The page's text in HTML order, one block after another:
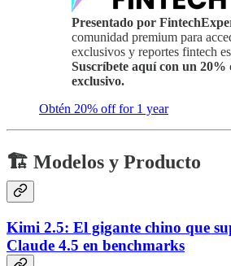
Presentado por
comunidad premium para
exclusivos y reportes fintech
Suscríbete aquí con un 20%
exclusivo.
Obtén 20% off for 1 year
🏗️ Modelos y Producto
Kimi 2.5: El gigante chino que
Claude 4.5 en benchmarks